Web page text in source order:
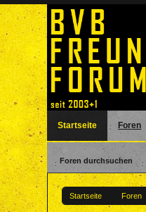
Startseite Foren
Startseite Foren
Foren durchsuchen